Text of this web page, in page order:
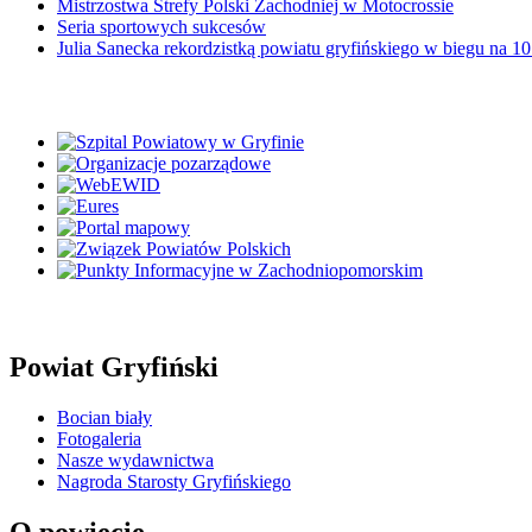
Mistrzostwa Strefy Polski Zachodniej w Motocrossie
Seria sportowych sukcesów
Julia Sanecka rekordzistką powiatu gryfińskiego w biegu na
Powiat Gryfiński
Bocian biały
Fotogaleria
Nasze wydawnictwa
Nagroda Starosty Gryfińskiego